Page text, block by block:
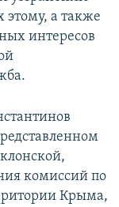
этому, а также
интересов
комиссий по
Крыма,